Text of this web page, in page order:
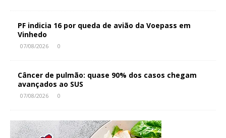
PF indicia 16 por queda de avião da Voepass em
Vinhedo
07/08/2026 0
Câncer de pulmão: quase 90% dos casos chegam
avançados ao SUS
07/08/2026 0